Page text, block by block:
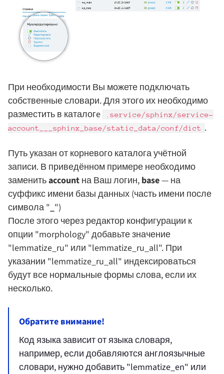
При необходимости Вы можете подключать
собственные словари. Для этого их необходимо
разместить в каталогe
.service/sphinx/service-
account___sphinx_base/static_data/conf/dict .
Путь указан от корневого каталога учётной
записи. В приведённом примере необходимо
заменитьaccount на Ваш логин, base— на
суффикс имени базы данных (часть имени после
символа "_")
После этого через редактор конфигурации к
опции "morphology" добавьте значение
"lemmatize_ru" или "lemmatize_ru_all". При
указании "lemmatize_ru_all" индексироваться
будут все нормальные формы слова, если их
несколько.
Обратите внимание!
Код языка зависит от языка словаря,
например, если добавляются англоязычные
словари, нужно добавить "lemmatize_en" или